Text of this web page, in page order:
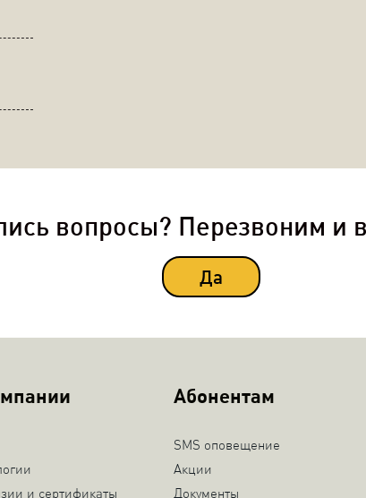
вопросы? Перезвоним и
Да
и сертификаты
Абонентам
SMS оповещение
Акции
Документы